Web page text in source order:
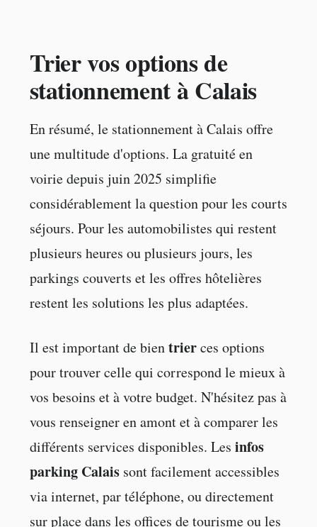
Trier vos options de
stationnement à Calais
En résumé, le stationnement à Calais offre
une multitude d'options. La gratuité en
voirie depuis juin 2025 simplifie
considérablement la question pour les courts
séjours. Pour les automobilistes qui restent
plusieurs heures ou plusieurs jours, les
parkings couverts et les offres hôtelières
restent les solutions les plus adaptées.
Il est important de bientrierces options
pour trouver celle qui correspond le mieux à
vos besoins et à votre budget. N'hésitez pas à
vous renseigner en amont et à comparer les
différents services disponibles. Les infos
parking Calaissont facilement accessibles
via internet, par téléphone, ou directement
sur place dans les offices de tourisme ou les